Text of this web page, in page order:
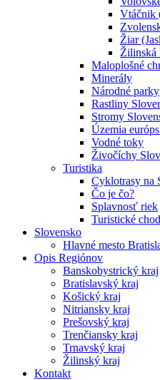
Vtáčnik
Žiar
Žilinská
Maloplošné
Minerály
Národné parky
Rastliny
Stromy
Územia
Vodné toky
Živočíchy
Turistika
Cyklotrasy na
Čo je čo?
Splavnosť riek
Turistické
Slovensko
Hlavné mesto
Opis Regiónov
Banskobystrický kraj
Bratislavský kraj
Košický kraj
Nitriansky kraj
Prešovský kraj
Trenčiansky kraj
Trnavský kraj
Žilinský kraj
Kontakt